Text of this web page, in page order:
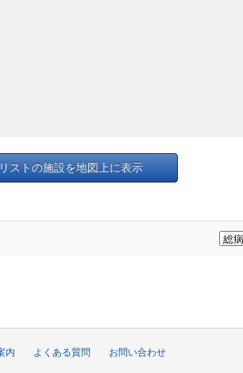
ストの施設を地図上に表示
内 よくある質問 お問い合わせ